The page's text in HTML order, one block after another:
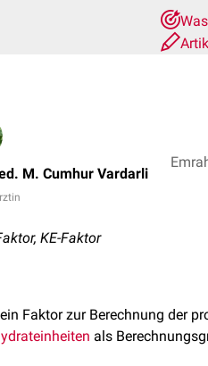
M. Cumhur Vardarli
KE-Faktor
Faktor zur Berechnung der
als